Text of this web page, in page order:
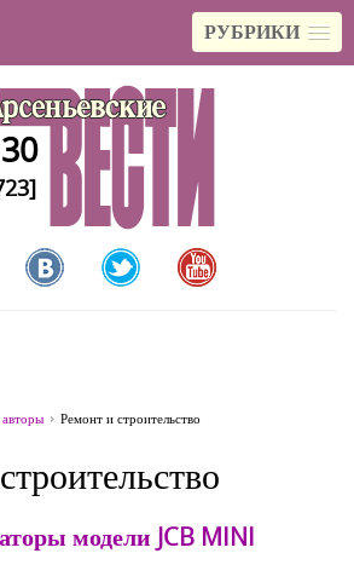
РУБРИКИ
30
Ремонт и строительство
модели JCB MINI